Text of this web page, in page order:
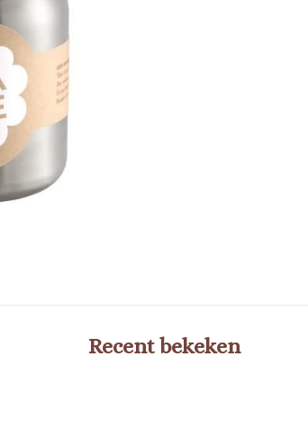
Recent bekeken